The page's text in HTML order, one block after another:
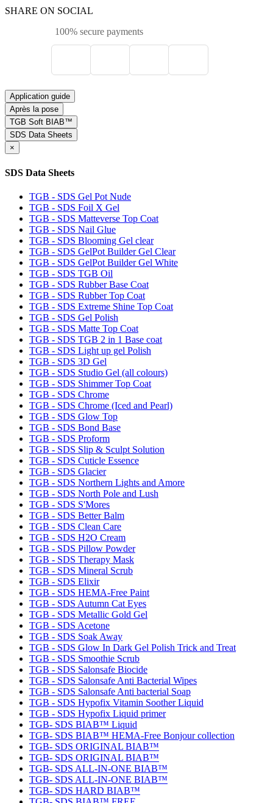
SHARE ON SOCIAL
100% secure payments
Application guide
Après la pose
TGB Soft BIAB™
SDS Data Sheets
×
SDS Data Sheets
TGB - SDS Gel Pot Nude
TGB - SDS Foil X Gel
TGB - SDS Matteverse Top Coat
TGB - SDS Nail Glue
TGB - SDS Blooming Gel clear
TGB - SDS GelPot Builder Gel Clear
TGB - SDS GelPot Builder Gel White
TGB - SDS TGB Oil
TGB - SDS Rubber Base Coat
TGB - SDS Rubber Top Coat
TGB - SDS Extreme Shine Top Coat
TGB - SDS Gel Polish
TGB - SDS Matte Top Coat
TGB - SDS TGB 2 in 1 Base coat
TGB - SDS Light up gel Polish
TGB - SDS 3D Gel
TGB - SDS Studio Gel (all colours)
TGB - SDS Shimmer Top Coat
TGB - SDS Chrome
TGB - SDS Chrome (Iced and Pearl)
TGB - SDS Glow Top
TGB - SDS Bond Base
TGB - SDS Proform
TGB - SDS Slip & Sculpt Solution
TGB - SDS Cuticle Essence
TGB - SDS Glacier
TGB - SDS Northern Lights and Amore
TGB - SDS North Pole and Lush
TGB - SDS S'Mores
TGB - SDS Better Balm
TGB - SDS Clean Care
TGB - SDS H2O Cream
TGB - SDS Pillow Powder
TGB - SDS Therapy Mask
TGB - SDS Mineral Scrub
TGB - SDS Elixir
TGB - SDS HEMA-Free Paint
TGB - SDS Autumn Cat Eyes
TGB - SDS Metallic Gold Gel
TGB - SDS Acetone
TGB - SDS Soak Away
TGB - SDS Glow In Dark Gel Polish Trick and Treat
TGB - SDS Smoothie Scrub
TGB - SDS Salonsafe Biocide
TGB - SDS Salonsafe Anti Bacterial Wipes
TGB - SDS Salonsafe Anti bacterial Soap
TGB - SDS Hypofix Vitamin Soother Liquid
TGB - SDS Hypofix Liquid primer
TGB- SDS BIAB™ Liquid
TGB- SDS BIAB™ HEMA-Free Bonjour collection
TGB- SDS ORIGINAL BIAB™
TGB- SDS ORIGINAL BIAB™
TGB- SDS ALL-IN-ONE BIAB™
TGB- SDS ALL-IN-ONE BIAB™
TGB- SDS HARD BIAB™